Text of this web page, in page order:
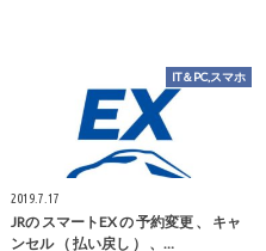
IT＆PC,スマホ
2019.7.17
JRの スマートEX の 予約変更 、 キャ
ンセル （ 払い戻し ） 、…